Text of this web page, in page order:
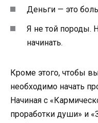
Деньги — это
Я не той породы.
начинать.
Кроме этого, чтобы
необходимо начать
Начиная с
проработки души» и